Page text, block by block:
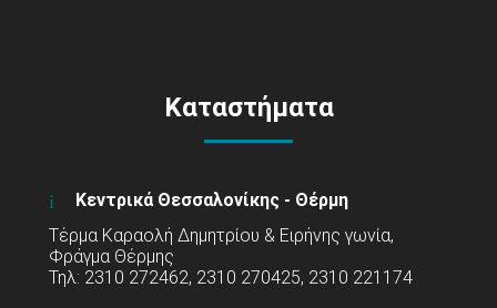
Καταστήματα
Κεντρικά Θεσσαλονίκης - Θέρμη
Τέρμα Καραολή Δημητρίου & Ειρήνης γωνία,
Φράγμα Θέρμης
Τηλ: 2310 272462, 2310 270425, 2310 221174